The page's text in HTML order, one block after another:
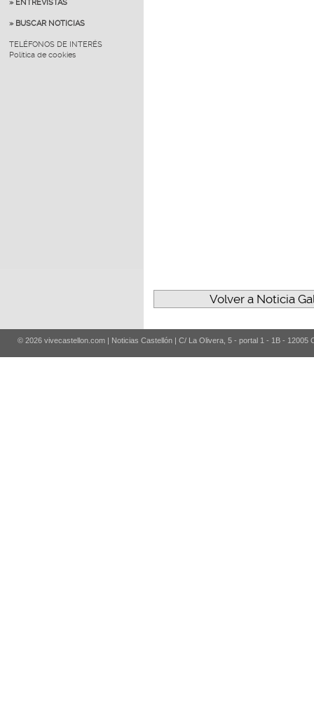
» ENTREVISTAS
» BUSCAR NOTICIAS
TELÉFONOS DE INTERÉS
Política de cookies
Volver a Noticia
© 2026 vivecastellon.com | Noticias Castellón | C/ La Olivera, 5 - portal 1 - 1B - 12005